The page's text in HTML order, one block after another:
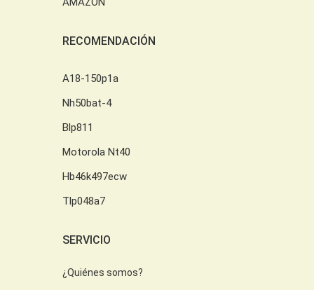
RECOMENDACIÓN
A18-150p1a
Nh50bat-4
Blp811
Motorola Nt40
Hb46k497ecw
Tlp048a7
SERVICIO
¿Quiénes somos?